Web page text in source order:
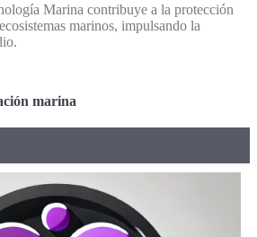
Marina contribuye a la protección
marinos, impulsando la
marina